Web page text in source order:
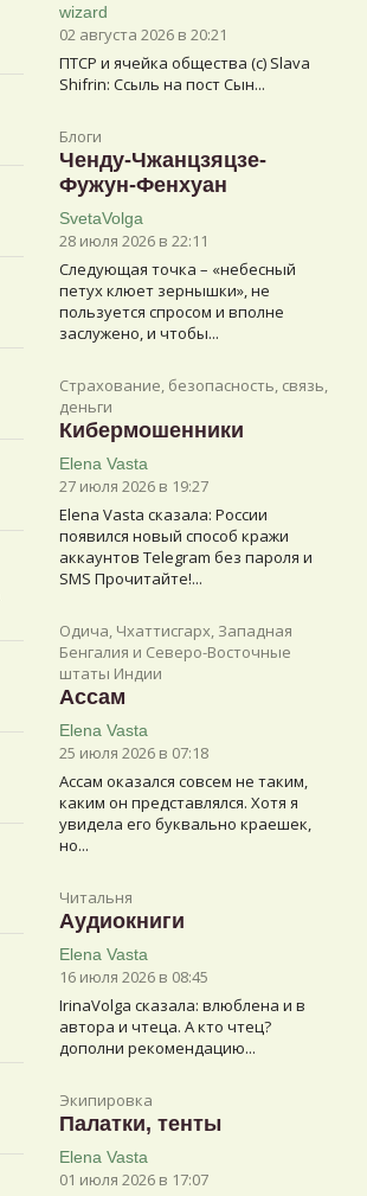
wizard
02 августа 2026 в 20:21
ПТСР и ячейка общества (с) Slava
Shifrin: Ссыль на пост Сын...
Блоги
Ченду-Чжанцзяцзе-
Фужун-Фенхуан
SvetaVolga
28 июля 2026 в 22:11
Следующая точка – «небесный
петух клюет зернышки», не
пользуется спросом и вполне
заслужено, и чтобы...
Страхование, безопасность, связь,
деньги
Кибермошенники
Elena Vasta
27 июля 2026 в 19:27
Elena Vasta сказалa: России
появился новый способ кражи
аккаунтов Telegram без пароля и
SMS Прочитайте!...
Одича, Чхаттисгарх, Западная
Бенгалия и Северо-Восточные
штаты Индии
Ассам
Elena Vasta
25 июля 2026 в 07:18
Ассам оказался совсем не таким,
каким он представлялся. Хотя я
увидела его буквально краешек,
но...
Читальня
Аудиокниги
Elena Vasta
16 июля 2026 в 08:45
IrinaVolga сказалa: влюблена и в
автора и чтеца. А кто чтец?
дополни рекомендацию...
Экипировка
Палатки, тенты
Elena Vasta
01 июля 2026 в 17:07